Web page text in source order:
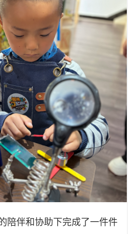
陪伴和协助下完成了一件件